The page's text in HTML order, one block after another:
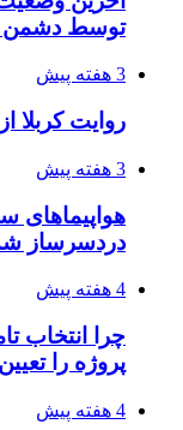
4 هفته پیش
۱۴۰۵/۰۴/۱۸
راه اندازی